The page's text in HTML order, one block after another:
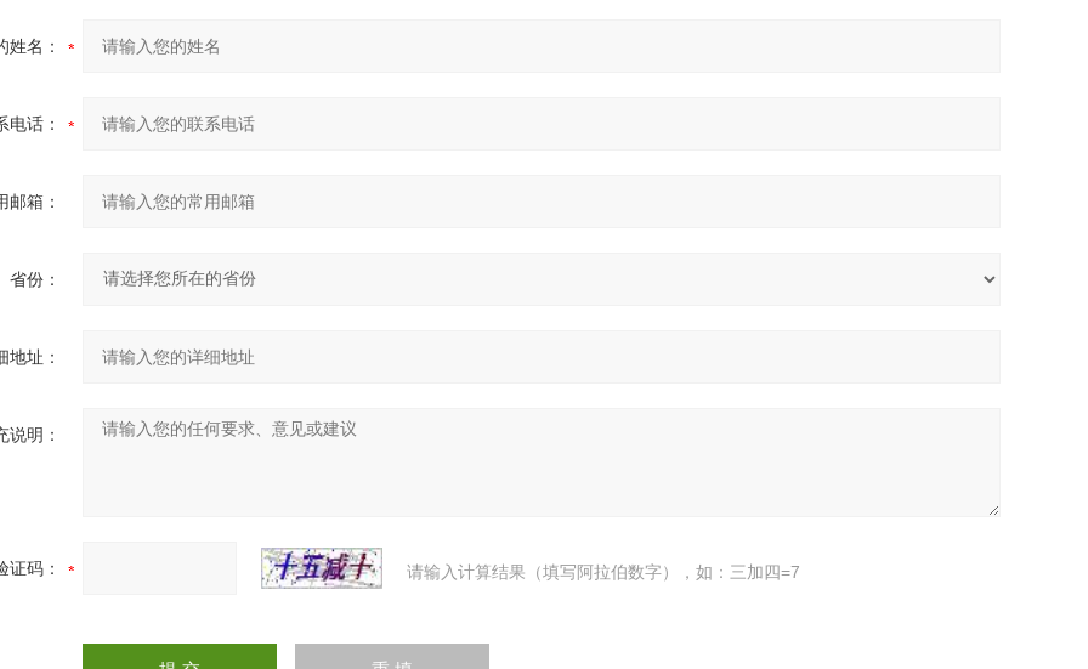
姓名：
电话：
邮箱：
省份：
地址：
说明：
证码： 请输入计算结果（填写阿拉伯数字），如：三加四=7